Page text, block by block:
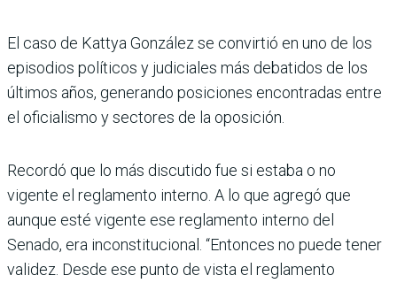
El caso de Kattya González se convirtió en uno de los
episo­dios políticos y judiciales más debatidos de los
últimos años, generando posiciones encon­tradas entre
el oficialismo y sectores de la oposición.
Recordó que lo más discu­tido fue si estaba o no
vigente el reglamento interno. A lo que agregó que
aunque esté vigente ese reglamento interno del
Senado, era inconstitucional. “Entonces no puede tener
validez. Desde ese punto de vista el reglamento